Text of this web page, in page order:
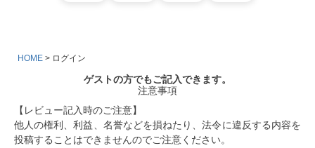
HOME ログイン
ゲストの方でもご記入できます。
注意事項
【レビュー記入時のご注意】
他人の権利、利益、名誉などを損ねたり、法令に違反する内容を
投稿することはできませんのでご注意ください。